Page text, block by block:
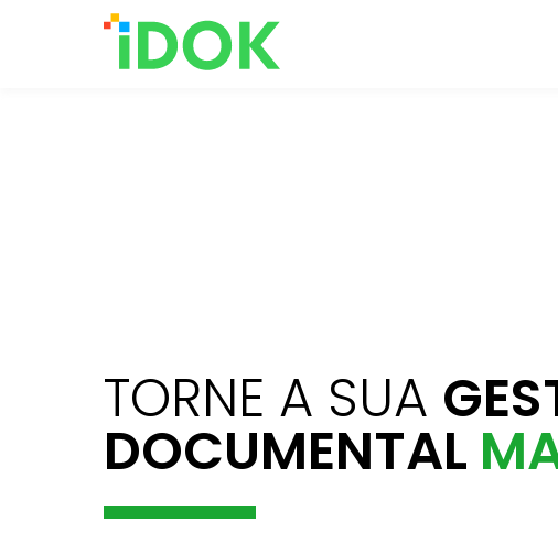
TORNE A SUA
DOCUMENTAL